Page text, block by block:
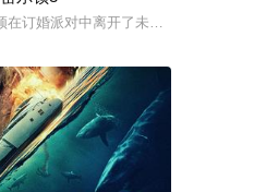
女小茜和依依，被迫出手击杀黑帮一
在订婚派对中离开了未婚妻，但他内